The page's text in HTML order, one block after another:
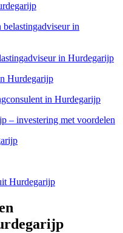
belastingadviseur in
in Hurdegarijp
Hurdegarijp
in Hurdegarijp
– investering met voordelen
Hurdegarijp